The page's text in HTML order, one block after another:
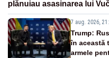
plănuiau asasinarea lui
7 aug. 2026,
Trump:
în această
armele